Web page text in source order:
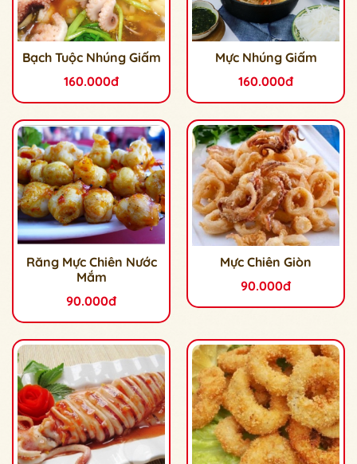
Bạch Tuộc Nhúng Giấm
160.000đ
Mực Nhúng Giấm
160.000đ
Răng Mực Chiên Nước
Mắm
90.000đ
Mực Chiên Giòn
90.000đ